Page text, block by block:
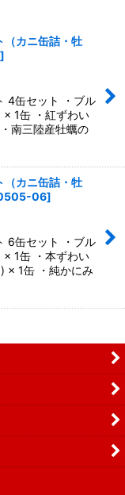
（カニ缶詰・牡
]
4缶セット ・ブル
1缶 ・紅ずわい
南三陸産牡蠣の
（カニ缶詰・牡
06]
6缶セット ・ブル
1缶 ・本ずわい
× 1缶 ・純かにみ